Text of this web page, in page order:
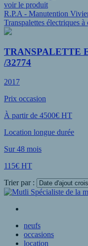
voir le produit
R.P.A - Manutention
Transpalettes électriques
TRANSPALETTE
/32774
2017
Prix occasion
À partir de 4500€ HT
Location longue durée
Sur 48 mois
115€ HT
Trier par :
neufs
occasions
location